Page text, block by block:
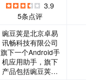
3.9
5条点评
豌豆荚是北京卓易
讯畅科技有限公司
旗下一个Android手
机应用助手，旗下
产品包括豌豆荚、